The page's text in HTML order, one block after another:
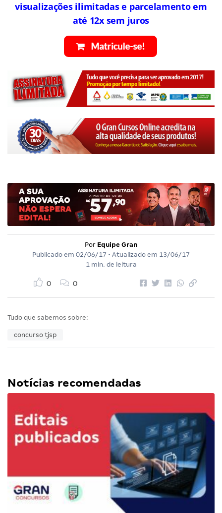
visualizações ilimitadas e parcelamento em
até 12x sem juros
Por Equipe Gran
Publicado em 02/06/17 • Atualizado em 13/06/17
1 min. de leitura
0 0
Tudo que sabemos sobre:
concurso tjsp
Notícias recomendadas